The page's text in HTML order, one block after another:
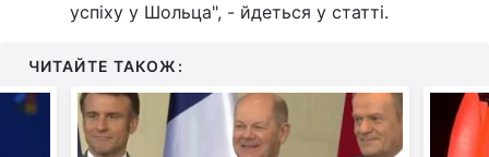
успіху у Шольца", - йдеться у статті.
ЧИТАЙТЕ ТАКОЖ: